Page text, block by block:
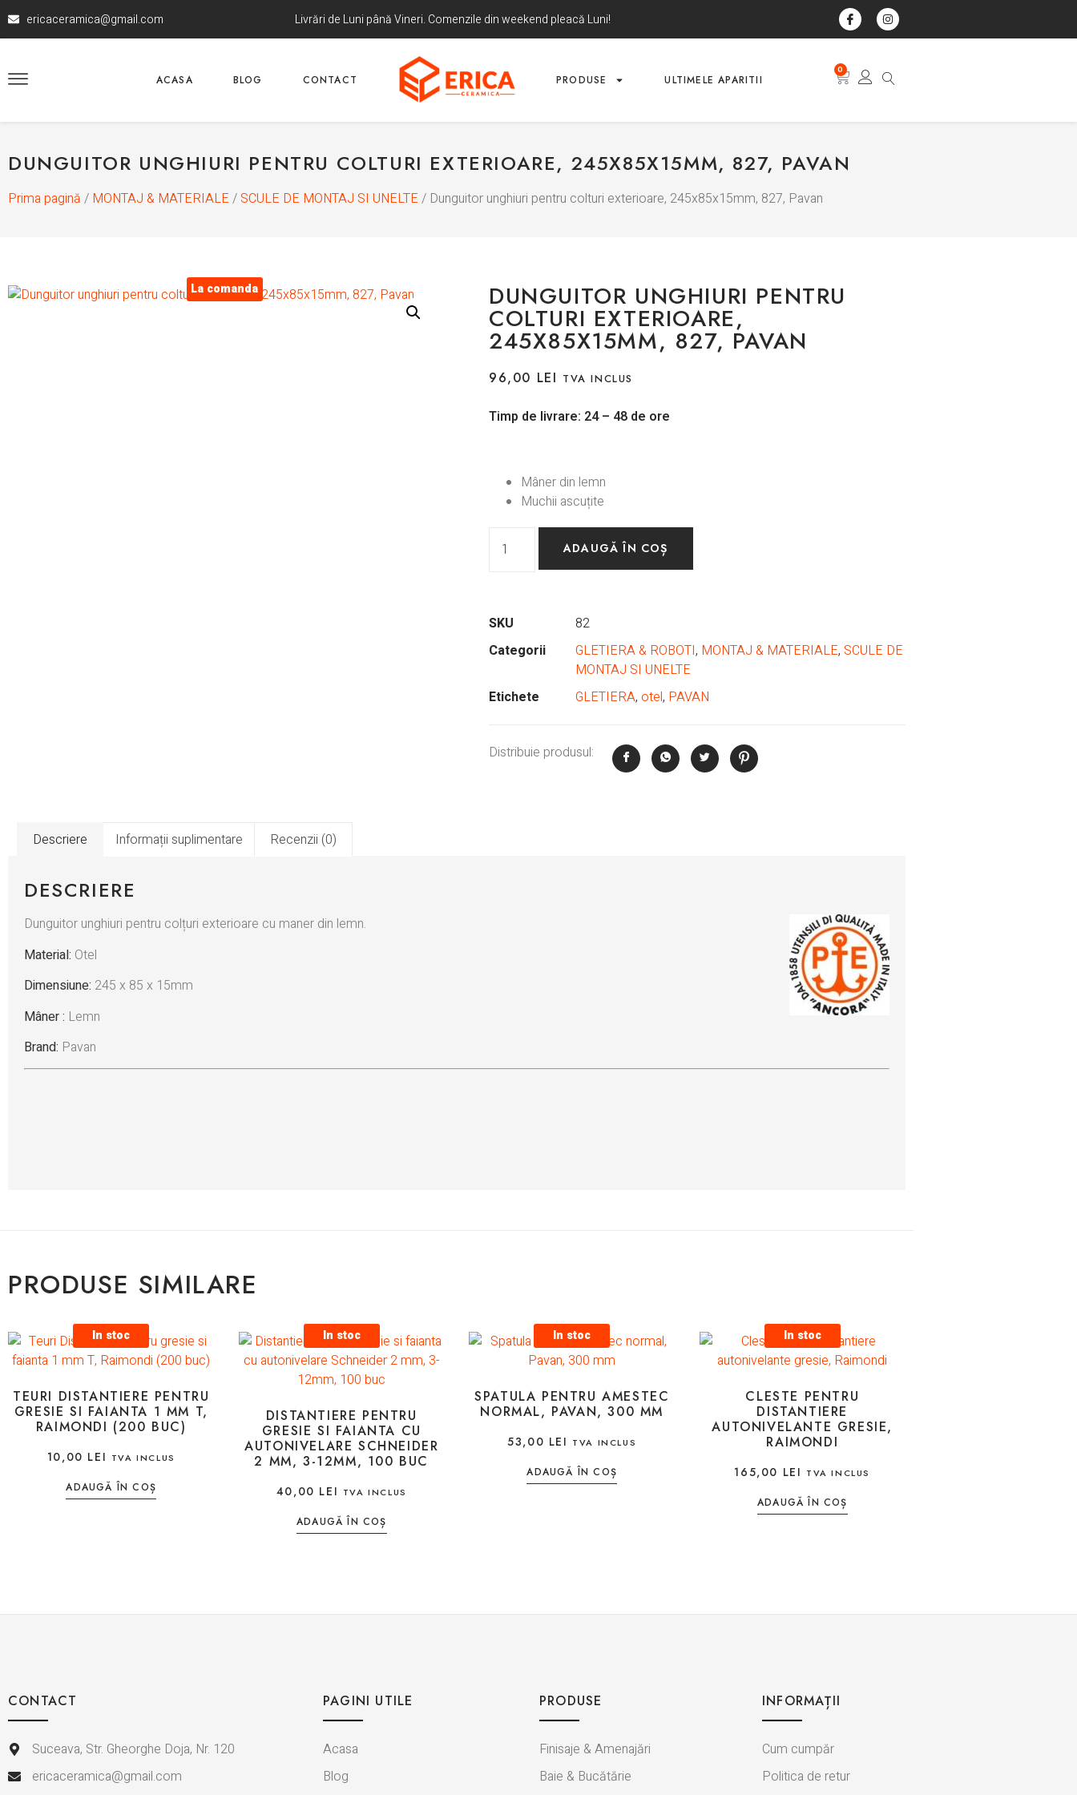
ericaceramica@gmail.com Livrări de Luni până Vineri. Comenzile din weekend pleacă Luni!
ACASA BLOG CONTACT PRODUSE ULTIMELE APARITII
0
DUNGUITOR UNGHIURI PENTRU COLTURI EXTERIOARE, 245X85X15MM, 827, PAVAN
Prima pagină / MONTAJ & MATERIALE / SCULE DE MONTAJ SI UNELTE / Dunguitor unghiuri pentru colturi exterioare, 245x85x15mm, 827, Pavan
La comanda DUNGUITOR UNGHIURI PENTRU
COLTURI EXTERIOARE,
245X85X15MM, 827, PAVAN
96,00 LEI TVA INCLUS
Timp de livrare: 24 – 48 de ore
Mâner din lemn
Muchii ascuțite
ADAUGĂ ÎN COȘ
SKU
82
Categorii
GLETIERA & ROBOTI, MONTAJ & MATERIALE, SCULE DE
MONTAJ SI UNELTE
Etichete
GLETIERA, otel, PAVAN
Distribuie produsul:
Descriere Informații suplimentare Recenzii (0)
DESCRIERE
Dunguitor unghiuri pentru colțuri exterioare cu maner din lemn.
Material: Otel
Dimensiune: 245 x 85 x 15mm
Mâner : Lemn
Brand: Pavan
PRODUSE SIMILARE
In stoc
TEURI DISTANTIERE PENTRU
GRESIE SI FAIANTA 1 MM T,
RAIMONDI (200 BUC)
10,00 LEI TVA INCLUS
ADAUGĂ ÎN COȘ
In stoc
DISTANTIERE PENTRU
GRESIE SI FAIANTA CU
AUTONIVELARE SCHNEIDER
2 MM, 3-12MM, 100 BUC
40,00 LEI TVA INCLUS
ADAUGĂ ÎN COȘ
In stoc
SPATULA PENTRU AMESTEC
NORMAL, PAVAN, 300 MM
53,00 LEI TVA INCLUS
ADAUGĂ ÎN COȘ
In stoc
CLESTE PENTRU
DISTANTIERE
AUTONIVELANTE GRESIE,
RAIMONDI
165,00 LEI TVA INCLUS
ADAUGĂ ÎN COȘ
CONTACT
Suceava, Str. Gheorghe Doja, Nr. 120
ericaceramica@gmail.com
PAGINI UTILE
Acasa
Blog
PRODUSE
Finisaje & Amenajări
Baie & Bucătărie
INFORMAȚII
Cum cumpăr
Politica de retur